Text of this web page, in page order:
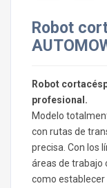
Robot
Robot
profesional.
Modelo
con rutas de
precisa. Con los
áreas de trabajo
como establecer